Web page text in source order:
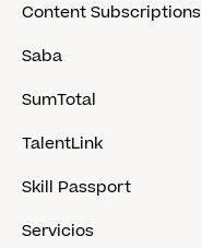
Content Subscriptions
Saba
SumTotal
TalentLink
Skill Passport
Servicios